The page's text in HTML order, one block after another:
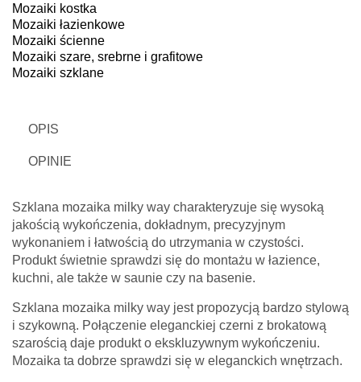
Mozaiki kostka
Mozaiki łazienkowe
Mozaiki ścienne
Mozaiki szare, srebrne i grafitowe
Mozaiki szklane
OPIS
OPINIE
Szklana mozaika milky way charakteryzuje się wysoką
jakością wykończenia, dokładnym, precyzyjnym
wykonaniem i łatwością do utrzymania w czystości.
Produkt świetnie sprawdzi się do montażu w łazience,
kuchni, ale także w saunie czy na basenie.
Szklana mozaika milky way jest propozycją bardzo stylową
i szykowną. Połączenie eleganckiej czerni z brokatową
szarością daje produkt o ekskluzywnym wykończeniu.
Mozaika ta dobrze sprawdzi się w eleganckich wnętrzach.